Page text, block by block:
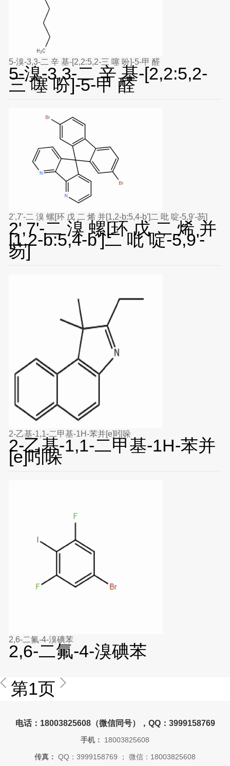
5-溴-3,3-二 辛 基-[2,2:5,2-三 噻 吩]-5-甲 醛
5-溴-3,3-二 辛 基-[2,2:5,2-
三 噻 吩]-5-甲 醛
2',7'-二 溴 螺[环 戊 二 烯 并[1,2-b:5,4-b']二 吡 啶-5,9'-芴]
2',7'-二 溴 螺[环 戊 二 烯 并
[1,2-b:5,4-b']二 吡 啶-5,9'-
芴]
2-乙基-1,1-二甲基-1H-苯并[e]吲哚
2-乙基-1,1-二甲基-1H-苯并
[e]吲哚
2,6-二氟-4-溴碘苯
2,6-二氟-4-溴碘苯
第1页
电话：18003825608（微信同号），QQ：3999158769
手机： 18003825608
传真： QQ：3999158769 ； 微信：18003825608